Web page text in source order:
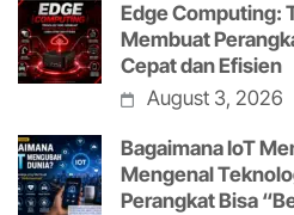
Edge Computing:
Membuat
Cepat dan Efisien
August 3, 2026
Bagaimana IoT
Mengenal
Perangkat Bisa